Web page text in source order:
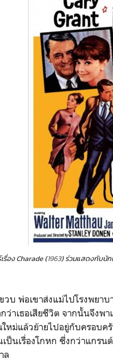
รื่อง Charade(1963) ร่วมแสดงกับนัก
เขาส่งแม่ไปโรงพยาบาล
ว่าเธอเสียชีวิต จากนั้นจึงพ
หม่แล้วย้ายไปอยู่กับครอบค
ป็นเรื่องโกหก ซึ่งกว่าแกรน
ล